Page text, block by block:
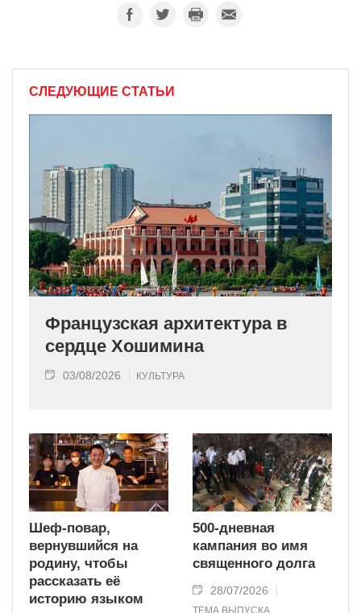
СЛЕДУЮЩИЕ СТАТЬИ
Французская архитектура в
сердце Хошимина
03/08/2026 КУЛЬТУРА
Шеф-повар,
вернувшийся на
родину, чтобы
рассказать её
историю языком
500-дневная
кампания во имя
священного долга
28/07/2026
ТЕМА ВЫПУСКА